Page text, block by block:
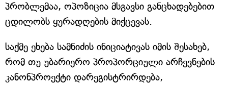
პრობლემაა, ოპოზიცია მსგავსი განცხადებებით
ცდილობს ყურადღების მიქცევას.
საქმე ეხება სამნიძის ინიციატივას იმის შესახებ,
რომ თუ უბარიერო პროპორციული არჩევნების
კანონპროექტი დარეგისტრირდება,